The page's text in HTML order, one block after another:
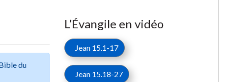
du
L’Évangile en vidéo
Jean 15.1-17
Jean 15.18-27